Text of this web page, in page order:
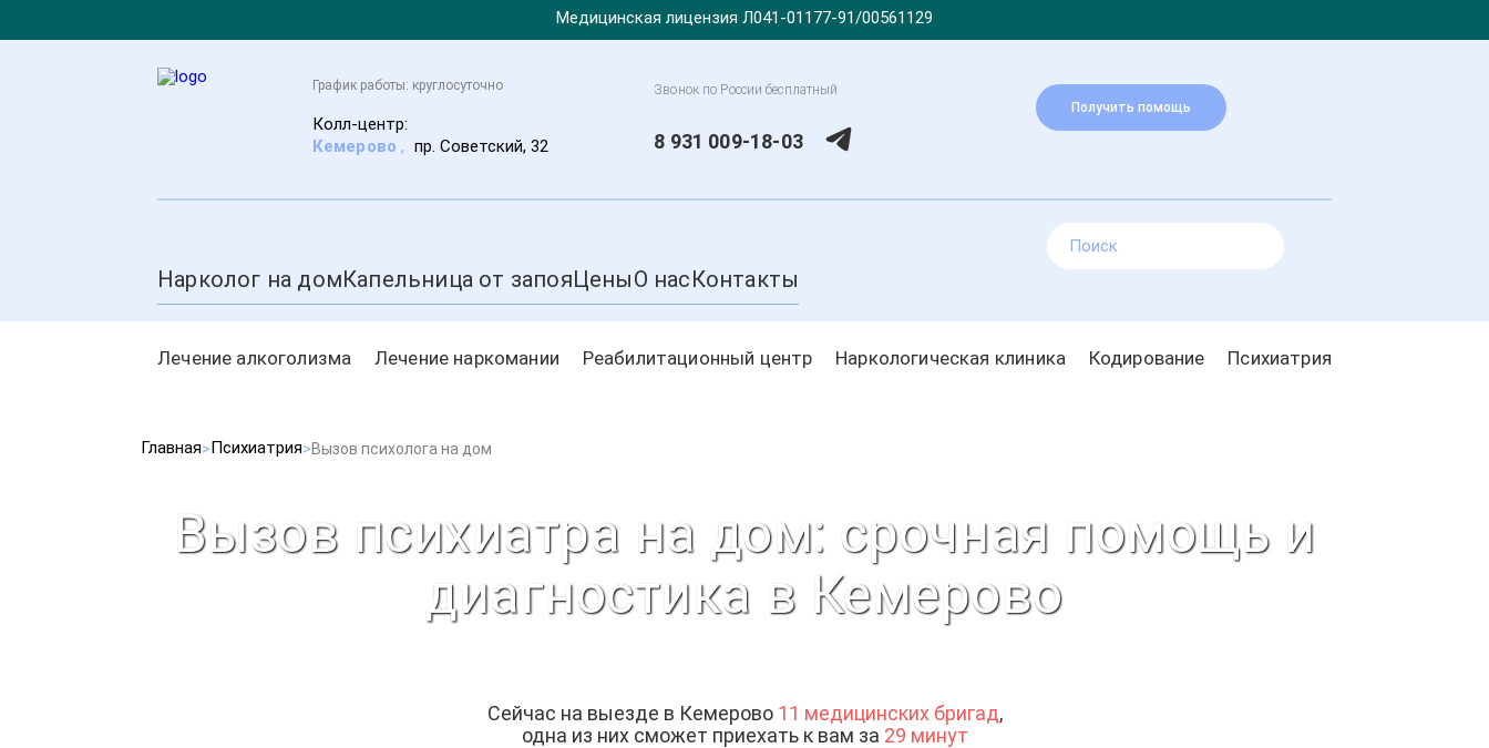
Медицинская лицензия Л041-01177-91/00561129
График работы: круглосуточно
Колл-центр:
Кемерово, пр. Советский, 32
Получить помощь
Звонок по России бесплатный
8 931 009-18-03
Нарколог на домКапельница от запояЦеныО насКонтакты
Лечение алкоголизма Лечение наркомании Реабилитационный центр Наркологическая клиника Кодирование Психиатрия
Главная Психиатрия Вызов психолога на дом
Вызов психиатра на дом: срочная помощь и
диагностика в Кемерово
Сейчас на выезде в Кемерово 11 медицинских бригад,
одна из них сможет приехать к вам за 29 минут